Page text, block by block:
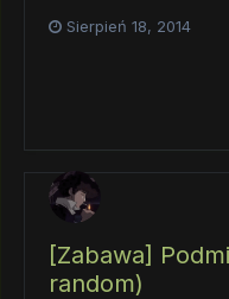
Sierpień 18, 2014
[Zabawa]
random)